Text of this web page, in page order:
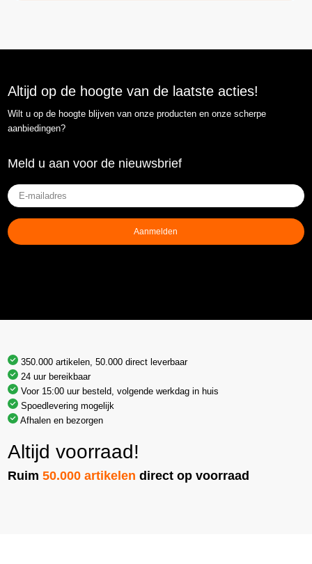
Altijd op de hoogte van de laatste acties!
Wilt u op de hoogte blijven van onze producten en onze scherpe
aanbiedingen?
Meld u aan voor de nieuwsbrief
E-
mailadres(Vereist)
Aanmelden
350.000 artikelen, 50.000 direct leverbaar
24 uur bereikbaar
Voor 15:00 uur besteld, volgende werkdag in huis
Spoedlevering mogelijk
Afhalen en bezorgen
Altijd voorraad!
Ruim50.000 artikelen direct op voorraad